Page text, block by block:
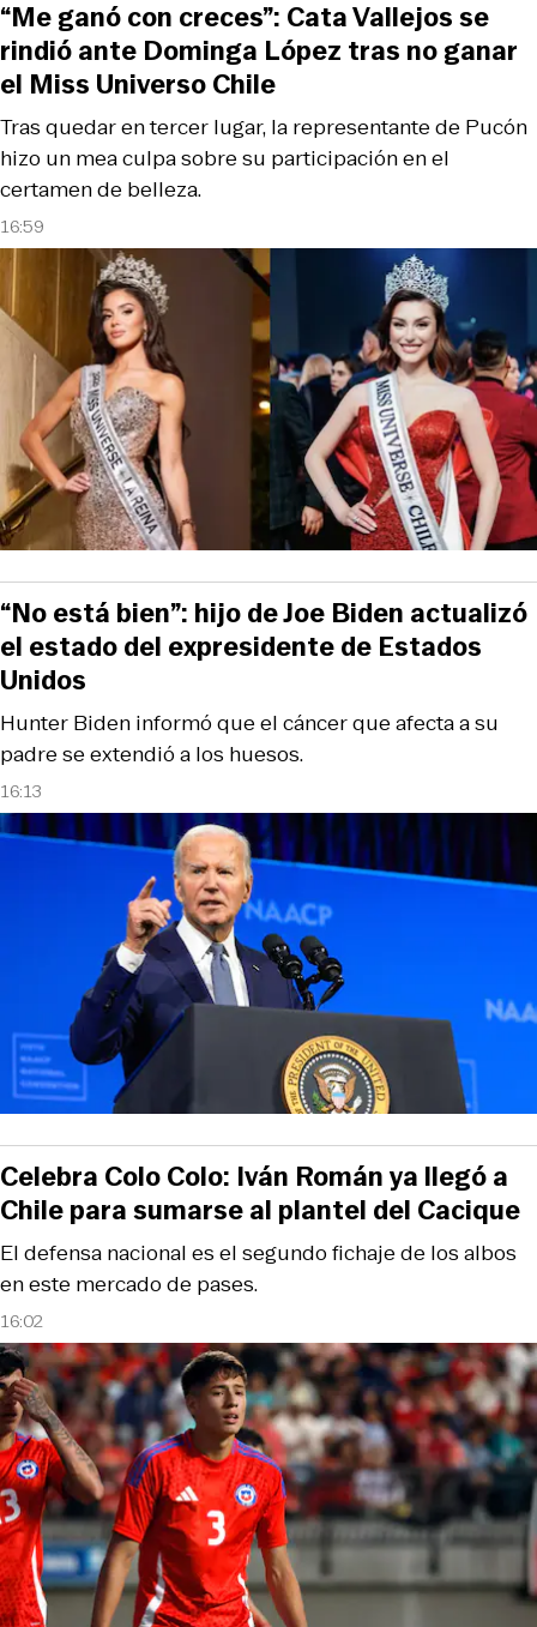
16:59
Tras quedar en tercer lugar, la representante de Pucón
hizo un mea culpa sobre su participación en el
certamen de belleza.
“Me ganó con creces”: Cata Vallejos se
rindió ante Dominga López tras no ganar
el Miss Universo Chile
16:13
Hunter Biden informó que el cáncer que afecta a su
padre se extendió a los huesos.
“No está bien”: hijo de Joe Biden actualizó
el estado del expresidente de Estados
Unidos
16:02
El defensa nacional es el segundo fichaje de los albos
en este mercado de pases.
Celebra Colo Colo: Iván Román ya llegó a
Chile para sumarse al plantel del Cacique